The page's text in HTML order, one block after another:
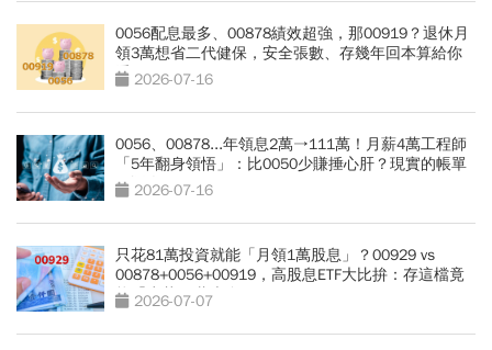
0056配息最多、00878績效超強，那00919？退休月
領3萬想省二代健保，安全張數、存幾年回本算給你
看 2026-07-16
0056、00878...年領息2萬→111萬！月薪4萬工程師
「5年翻身領悟」：比0050少賺捶心肝？現實的帳單
更逼人
2026-07-16
只花81萬投資就能「月領1萬股息」？00929 vs
00878+0056+00919，高股息ETF大比拚：存這檔竟
能「少花30萬本金」
2026-07-07